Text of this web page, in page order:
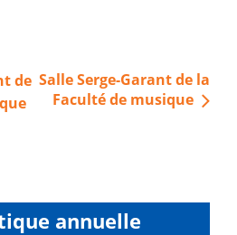
de Salle Serge-Garant de la
Faculté de musique
annuelle